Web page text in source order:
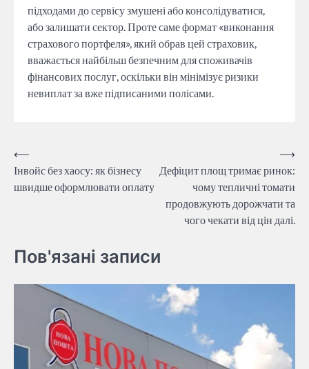
підходами до сервісу змушені або консолідуватися,
або залишати сектор. Проте саме формат «виконання
страхового портфеля», який обрав цей страховик,
вважається найбільш безпечним для споживачів
фінансових послуг, оскільки він мінімізує ризики
невиплат за вже підписаними полісами.
Навігація
записів
⟵
Інвойс без хаосу: як бізнесу
швидше оформлювати оплату
Дефіцит площ тримає ринок:
чому тепличні томати
продовжують дорожчати та
чого чекати від цін далі.
⟶
Пов'язані записи